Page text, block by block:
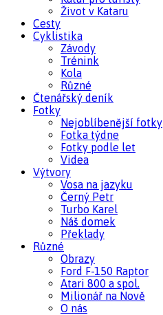
Život v Kataru
Cesty
Cyklistika
Závody
Trénink
Kola
Různé
Čtenářský deník
Fotky
Nejoblíbenější fotky
Fotka týdne
Fotky podle let
Videa
Výtvory
Vosa na jazyku
Černý Petr
Turbo Karel
Náš domek
Překlady
Různé
Obrazy
Ford F-150 Raptor
Atari 800 a spol.
Milionář na Nově
O nás